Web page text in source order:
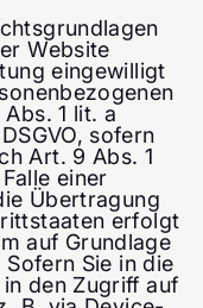
Website
eingewilligt
1 lit. a
sofern
Art. 9 Abs. 1
einer
Übertragung
erfolgt
auf Grundlage
Sofern Sie in die
den Zugriff auf